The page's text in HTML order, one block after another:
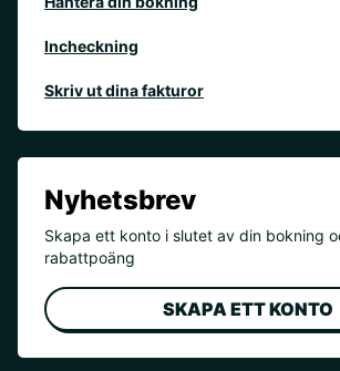
Incheckning
Skriv ut dina fakturor
Nyhetsbrev
Skapa ett konto i slutet av din bokning
rabattpoäng
SKAPA ETT KONTO